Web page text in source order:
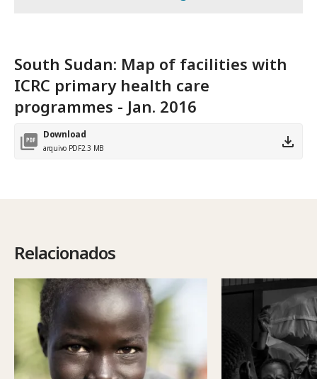
South Sudan: Map of facilities with
ICRC primary health care
programmes - Jan. 2016
Download
arquivo PDF2.3 MB
Relacionados